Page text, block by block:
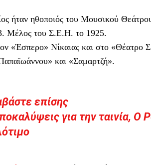
ήταν ηθοποιός του Μουσικού
Μέλος του Σ.Ε.Η. το 1925.
«Έσπερο» Νίκαιας και στο «Θέατρο
και «Σαμαρτζή».
επίσης
για την ταινία, Ο